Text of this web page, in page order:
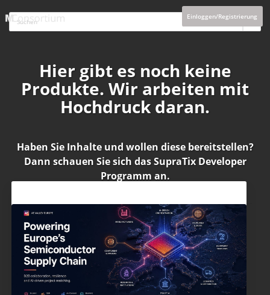
Einloggen/Registrierung
Hier gibt es noch keine
Produkte. Wir arbeiten mit
Hochdruck daran.
Haben Sie Inhalte und wollen diese bereitstellen?
Dann schauen Sie sich dasSupraTix Developer
Programm an.